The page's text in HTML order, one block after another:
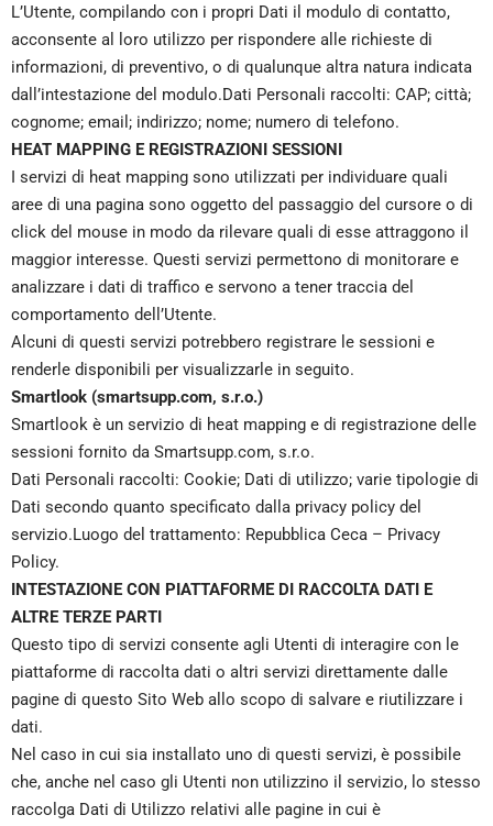
L’Utente, compilando con i propri Dati il modulo di contatto,
acconsente al loro utilizzo per rispondere alle richieste di
informazioni, di preventivo, o di qualunque altra natura indicata
dall’intestazione del modulo.Dati Personali raccolti: CAP; città;
cognome; email; indirizzo; nome; numero di telefono.
HEAT MAPPING E REGISTRAZIONI SESSIONI
I servizi di heat mapping sono utilizzati per individuare quali
aree di una pagina sono oggetto del passaggio del cursore o di
click del mouse in modo da rilevare quali di esse attraggono il
maggior interesse. Questi servizi permettono di monitorare e
analizzare i dati di traffico e servono a tener traccia del
comportamento dell’Utente.
Alcuni di questi servizi potrebbero registrare le sessioni e
renderle disponibili per visualizzarle in seguito.
Smartlook (smartsupp.com, s.r.o.)
Smartlook è un servizio di heat mapping e di registrazione delle
sessioni fornito da Smartsupp.com, s.r.o.
Dati Personali raccolti: Cookie; Dati di utilizzo; varie tipologie di
Dati secondo quanto specificato dalla privacy policy del
servizio.Luogo del trattamento: Repubblica Ceca – Privacy
Policy.
INTESTAZIONE CON PIATTAFORME DI RACCOLTA DATI E
ALTRE TERZE PARTI
Questo tipo di servizi consente agli Utenti di interagire con le
piattaforme di raccolta dati o altri servizi direttamente dalle
pagine di questo Sito Web allo scopo di salvare e riutilizzare i
dati.
Nel caso in cui sia installato uno di questi servizi, è possibile
che, anche nel caso gli Utenti non utilizzino il servizio, lo stesso
raccolga Dati di Utilizzo relativi alle pagine in cui è